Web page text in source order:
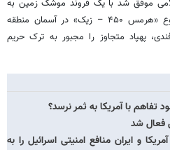
موفق شد با یک فروند موشک زمین به
هوا، با پهپاد پیشرفته اسرائیلی از نوع «هرمس ۴۵۰ – زیک» در آسمان منطقه
پهپاد متجاوز را مجبور به ترک حریم
با آمریکا به ثمر نرسد؟
فعال شد
و ایران منافع امنیتی اسرائیل را به